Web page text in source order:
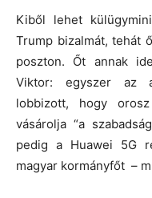
Kiből lehet
Trump bizalmát, tehát
poszton. Őt annak
Viktor: egyszer az
lobbizott, hogy
vásárolja “a
pedig a Huawei 5G
magyar kormányfőt –